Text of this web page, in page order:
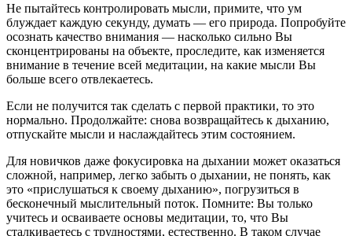
Не пытайтесь контролировать мысли, примите, что ум
блуждает каждую секунду, думать — его природа. Попробуйте
осознать качество внимания — насколько сильно Вы
сконцентрированы на объекте, проследите, как изменяется
внимание в течение всей медитации, на какие мысли Вы
больше всего отвлекаетесь.
Если не получится так сделать с первой практики, то это
нормально. Продолжайте: снова возвращайтесь к дыханию,
отпускайте мысли и наслаждайтесь этим состоянием.
Для новичков даже фокусировка на дыхании может оказаться
сложной, например, легко забыть о дыхании, не понять, как
это «прислушаться к своему дыханию», погрузиться в
бесконечный мыслительный поток. Помните: Вы только
учитесь и осваиваете основы медитации, то, что Вы
сталкиваетесь с трудностями, естественно. В таком случае